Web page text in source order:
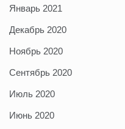
Январь 2021
Декабрь 2020
Ноябрь 2020
Сентябрь 2020
Июль 2020
Июнь 2020